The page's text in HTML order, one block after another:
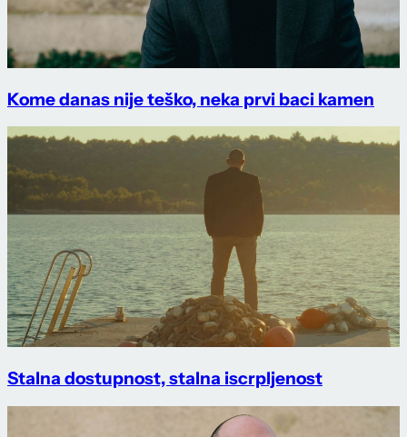
Kome danas nije teško, neka prvi baci kamen
Stalna dostupnost, stalna iscrpljenost